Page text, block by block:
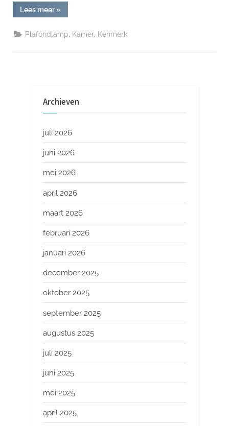
Lees meer“Hoe
kies
een
plafondlamp
de
»
Plafondlamp Kamer Kenmerk
Archieven
juli 2026
juni 2026
mei 2026
april 2026
maart 2026
februari 2026
januari 2026
december 2025
oktober 2025
september 2025
augustus 2025
juli 2025
juni 2025
mei 2025
april 2025